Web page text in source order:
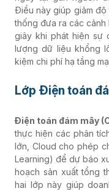
Điều này giúp giảm
thống đưa ra các cảnh
giây khi phát hiện sự
lượng dữ liệu khổng
kiệm chi phí hạ tầng
Lớp Điện toán
Điện toán đám mây
thực hiện các phân
lớn, Cloud cho phép
Learning) để dự báo
hoạch sản xuất tổng
hai lớp này giúp